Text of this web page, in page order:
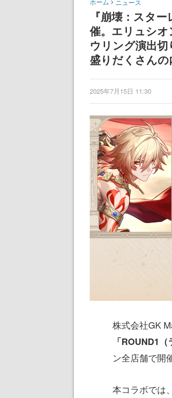
ニュース
『崩壊：スタ
催。エリュシ
ウリング演出
盛りだくさんの
2025年7月15日 11:30
株式会社GK
「ROUND1
ン全店舗で開
本コラボでは